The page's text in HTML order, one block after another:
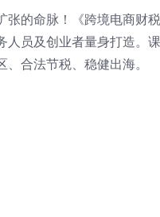
的命脉！《跨境电商财
员及创业者量身打造。
合法节税、稳健出海。